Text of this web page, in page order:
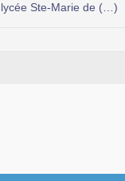
Ste-Marie de (…)